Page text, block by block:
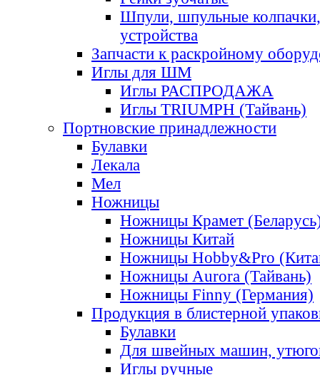
Шпули, шпульные
устройства
Запчасти к раскройному
Иглы для ШМ
Иглы РАСПРОДАЖА
Иглы TRIUMPH (Тайвань)
Портновские принадлежности
Булавки
Лекала
Мел
Ножницы
Ножницы Крамет
Ножницы Китай
Ножницы Hobby&Pro
Ножницы Aurora (Тайвань)
Ножницы Finny (Германия)
Продукция в блистерной
Булавки
Для швейных машин,
Иглы ручные